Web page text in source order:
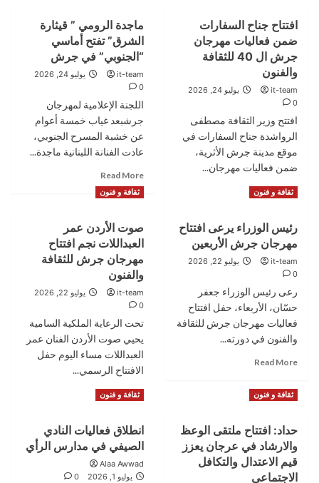
افتتاح جناح السفارات
ضمن فعاليات مهرجان
جرش ال 40 للثقافة
والفنون
it-team
يوليو 24, 2026
0
افتتح وزير الثقافة مصطفى
الرواشدة جناح السفارات في
موقع مدينة جرش الأثرية،
ضمن فعاليات مهرجان...
Read More
Read
افتتاح
جناح
السفارات
مهرجان
جرش
ال
40
ماجدة الرومي ” قيثارة
الشرق” تفتح أماسي
“الجنوبي” في جرش
it-team
يوليو 24, 2026
0
اللجنة الإعلامية لمهرجان
جرشبعد غياب خمسة أعوام
عن خشبة المسرح الجنوبي،
عادت الفنانة اللبنانية ماجدة...
Read More
more
about
الرومي
قيثارة
الشرق”
أماسي
في
جرش
ثقافة و فنون
رئيس الوزراء يرعى افتتاح
مهرجان جرش الأربعين
it-team
يوليو 22, 2026
0
رعى رئيس الوزراء جعفر
حسّان، الأربعاء، حفل افتتاح
فعاليات مهرجان جرش للثقافة
والفنون في دورته...
Read More
about
رئيس
يرعى
افتتاح
مهرجان
جرش
ثقافة و فنون
صوت الأردن عمر
العبداللات نجم افتتاح
مهرجان جرش للثقافة
والفنون
it-team
يوليو 22, 2026
0
تحت الرعاية الملكية السامية
يحيي صوت الأردن الفنان عمر
العبداللات مساء اليوم حفل
الافتتاح الرسمي...
Read More
Read
صوت
الأردن
عمر
العبداللات
ثقافة و فنون
حداد: افتتاح ملتقى الوعظ
والارشاد في عرجان يعزز
قيم الاعتدال والتكافل
الاجتماعي
ثقافة و فنون
انطلاق فعاليات النادي
الصيفي في مدارس الرأي
Alaa Awwad
يوليو 1, 2026
0